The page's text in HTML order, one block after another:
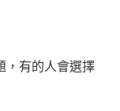
，有的人會選擇